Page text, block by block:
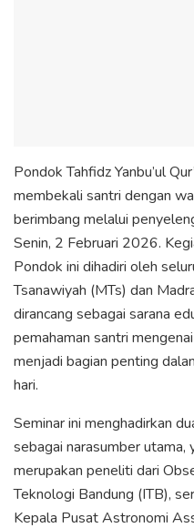
Pondok Tahfidz Yanbu’ul
membekali santri dengan
berimbang melalui
Senin, 2 Februari 2026.
Pondok ini dihadiri oleh
Tsanawiyah (MTs) dan
dirancang sebagai sarana
pemahaman santri
menjadi bagian penting
hari.
Seminar ini menghadirkan
sebagai narasumber utama,
merupakan peneliti dari
Teknologi Bandung (ITB),
Kepala Pusat Astronomi